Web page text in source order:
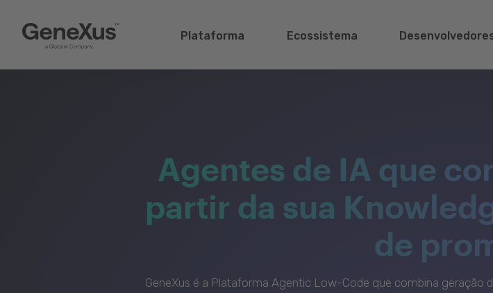
Plataforma Ecossistema
Agentes de IA que
partir da sua
de
GeneXus é a Plataforma Agentic Low-Code que combina